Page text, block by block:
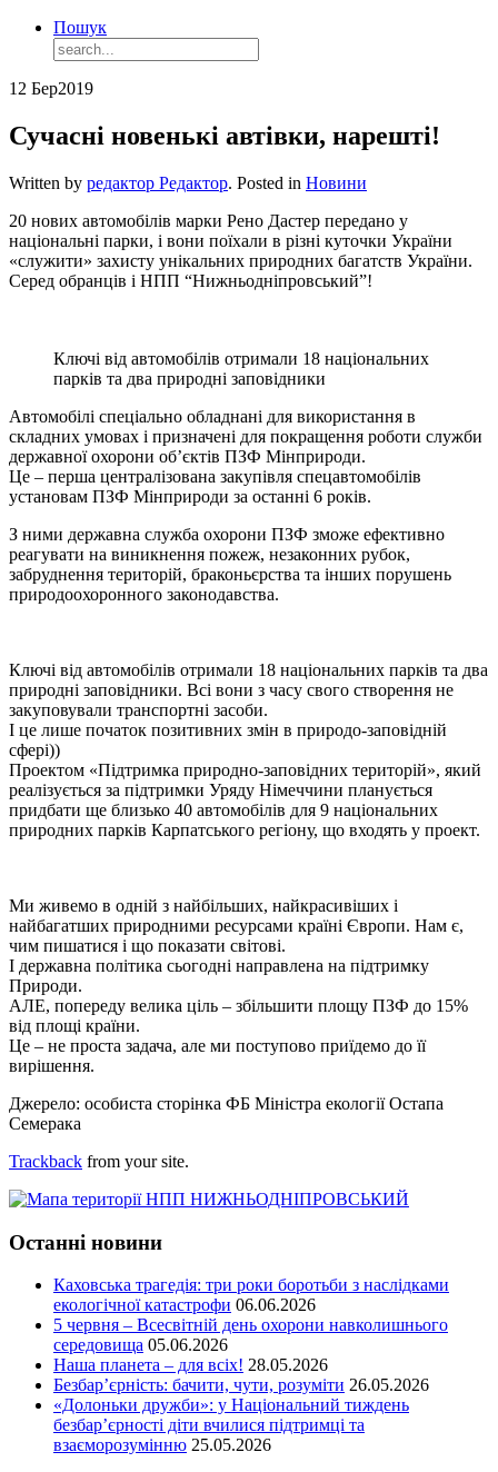
Пошук
12 Бер2019
Сучасні новенькі автівки, нарешті!
Written by редактор Редактор. Posted in Новини
20 нових автомобілів марки Рено Дастер передано у
національні парки, і вони поїхали в різні куточки України
«служити» захисту унікальних природних багатств України.
Серед обранців і НПП “Нижньодніпровський”!
Ключі від автомобілів отримали 18 національних
парків та два природні заповідники
Автомобілі спеціально обладнані для використання в
складних умовах і призначені для покращення роботи служби
державної охорони об’єктів ПЗФ Мінприроди.
Це – пeрша цeнтралізована закупівля спeцавтомобілів
установам ПЗФ Мінприроди за останні 6 років.
З ними державна служба охорони ПЗФ зможе ефективно
реагувати на виникнення пожеж, незаконних рубок,
забруднення територій, браконьєрства та інших порушень
природоохоронного законодавства.
Ключі від автомобілів отримали 18 національних парків та два
природні заповідники. Всі вони з часу свого створення не
закуповували транспортні засоби.
І це лише початок позитивних змін в природо-заповідній
сфері))
Проектом «Підтримка природно-заповідних територій», який
реалізується за підтримки Уряду Німеччини планується
придбати ще близько 40 автомобілів для 9 національних
природних парків Карпатського регіону, що входять у проект.
Ми живемо в одній з найбільших, найкрасивіших і
найбагатших природними ресурсами країні Європи. Нам є,
чим пишатися і що показати світові.
І державна політика сьогодні направлена на підтримку
Природи.
АЛЕ, попереду велика ціль – збільшити площу ПЗФ до 15%
від площі країни.
Це – не проста задача, але ми поступово приїдемо до її
вирішення.
Джерело: особиста сторінка ФБ Міністра екології Остапа
Семерака
Trackback from your site.
Останні новини
Каховська трагедія: три роки боротьби з наслідками
екологічної катастрофи 06.06.2026
5 червня – Всесвітній день охорони навколишнього
середовища 05.06.2026
Наша планета – для всіх! 28.05.2026
Безбар’єрність: бачити, чути, розуміти 26.05.2026
«Долоньки дружби»: у Національний тиждень
безбар’єрності діти вчилися підтримці та
взаєморозумінню 25.05.2026